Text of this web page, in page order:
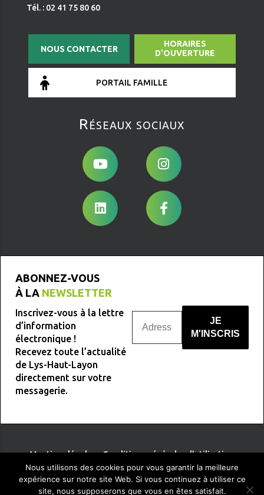
Tél. : 02 41 75 80 60
NOUS CONTACTER
HORAIRES
D'OUVERTURE
PORTAIL FAMILLE
Réseaux sociaux
ABONNEZ-VOUS
À LA NEWSLETTER
Inscrivez-vous à la lettre
d’information
électronique !
Recevez toute l’actualité
de Lys-Haut-Layon
directement sur votre
messagerie.
Mentions légales-Conditions générales d’utilisation
Nous utilisons des cookies pour vous garantir la meilleure
expérience sur notre site Web. Si vous continuez à utiliser ce
site, nous supposerons que vous en êtes satisfait.